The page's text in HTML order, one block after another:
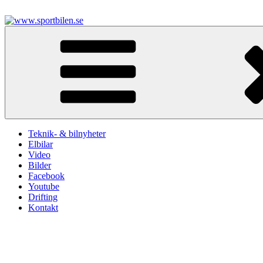
till
innehåll
www.sportbilen.se
Teknik- & bilnyheter
Elbilar
Video
Bilder
Facebook
Youtube
Drifting
Kontakt